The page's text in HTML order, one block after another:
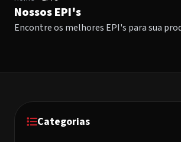
Nossos EPI's
Encontre os melhores EPI's para sua
Categorias